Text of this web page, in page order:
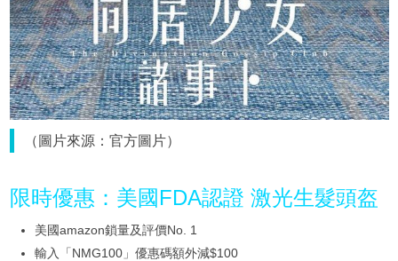
（圖片來源：官方圖片）
限時優惠：美國FDA認證 激光生髮頭盔
美國amazon鎖量及評價No. 1
輸入「NMG100」優惠碼額外減$100